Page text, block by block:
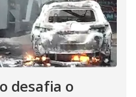
desafia o